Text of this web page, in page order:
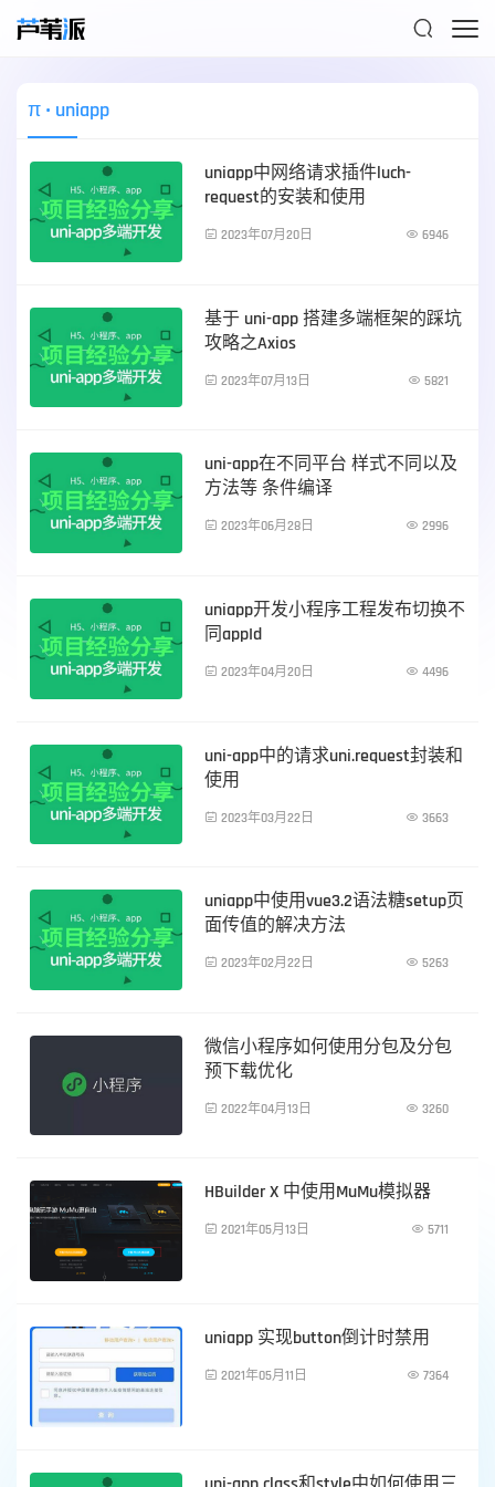

π • uniapp
uniapp中网络请求插件luch-
request的安装和使用
 2023年07月20日  6946
基于 uni-app 搭建多端框架的踩坑
攻略之Axios
 2023年07月13日  5821
uni-app在不同平台 样式不同以及
方法等 条件编译
 2023年06月28日  2996
uniapp开发小程序工程发布切换不
同appId
 2023年04月20日  4496
uni-app中的请求uni.request封装和
使用
 2023年03月22日  3663
uniapp中使用vue3.2语法糖setup页
面传值的解决方法
 2023年02月22日  5263
微信小程序如何使用分包及分包
预下载优化
 2022年04月13日  3260
前端技术
HBuilder X 中使用MuMu模拟器
 2021年05月13日  5711
前端技术
uniapp 实现button倒计时禁用
 2021年05月11日  7364